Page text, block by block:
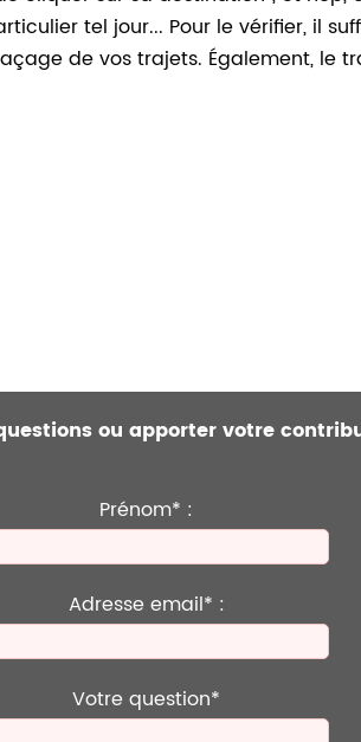
tel jour... Pour le vérifier, il
de vos trajets. Également, le
ou apporter votre
Prénom* :
Adresse email* :
Votre question*